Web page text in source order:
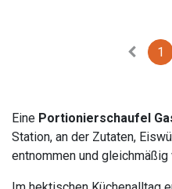
1
Eine Portionierschaufel
Station, an der Zutaten,
entnommen und